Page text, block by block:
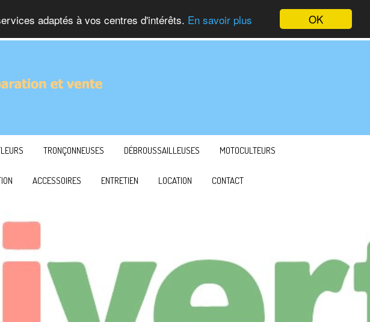
OK
adaptés à vos centres d'intérêts. En savoir plus
TRONÇONNEUSES DÉBROUSSAILLEUSES MOTOCULTEURS
ACCESSOIRES ENTRETIEN LOCATION CONTACT